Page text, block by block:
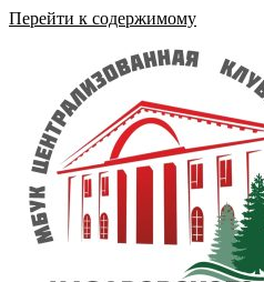
Перейти к содержимому